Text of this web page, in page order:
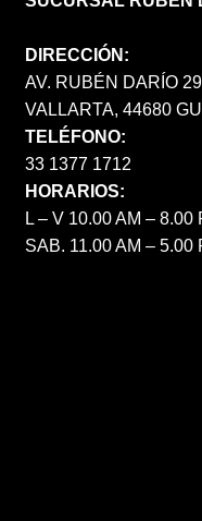
DIRECCIÓN:
AV. RUBÉN DARÍO
VALLARTA, 44680
TELÉFONO:
33 1377 1712
HORARIOS:
L – V 10.00 AM – 8.00
SAB. 11.00 AM – 5.00